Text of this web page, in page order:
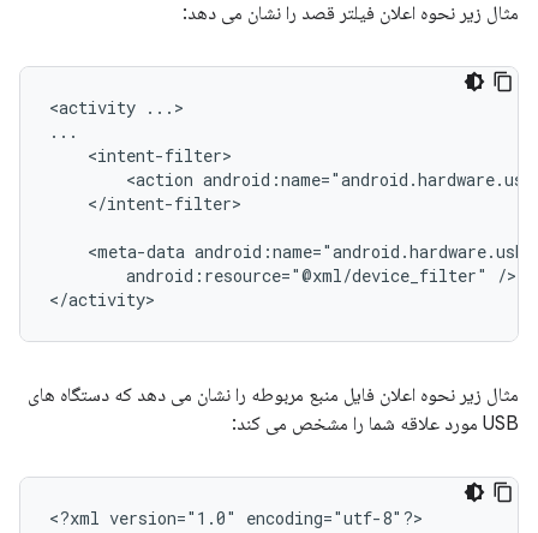
مثال زیر نحوه اعلان فیلتر قصد را نشان می دهد:
<activity ...>
<action
</intent-filter>
<meta-data
android:resource="@xml/device_filter"
/>
</activity>
مثال زیر نحوه اعلان فایل منبع مربوطه را نشان می دهد که دستگاه های
USB مورد علاقه شما را مشخص می کند:
<?xml version="1.0" encoding="utf-8"?>